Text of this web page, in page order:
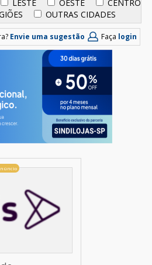
LESTE OESTE
CENTRO
OUTRAS CIDADES
Envie uma sugestão Faça login